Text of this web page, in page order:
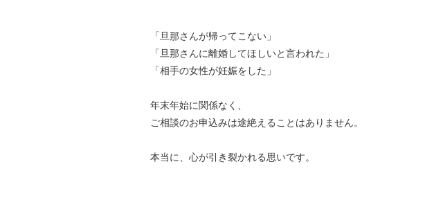
「旦那さんが帰ってこない」
「旦那さんに離婚してほしいと言われた」
「相手の女性が妊娠をした」
年末年始に関係なく、
ご相談のお申込みは途絶えることはありません。
本当に、心が引き裂かれる思いです。